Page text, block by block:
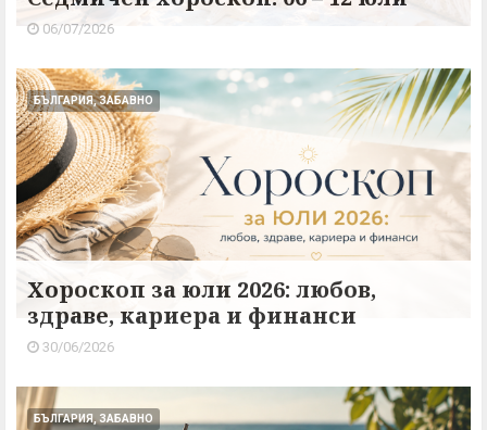
06/07/2026
БЪЛГАРИЯ, ЗАБАВНО
Хороскоп за юли 2026: любов,
здраве, кариера и финанси
30/06/2026
БЪЛГАРИЯ, ЗАБАВНО